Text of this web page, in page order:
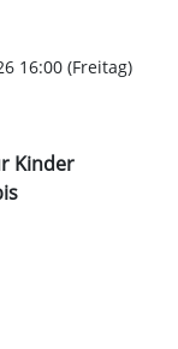
16:00 (Freitag)
Kinder